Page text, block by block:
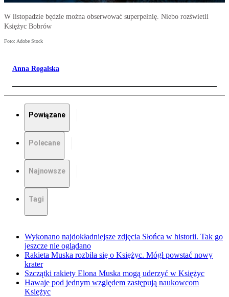
W listopadzie będzie można obserwować superpełnię. Niebo rozświetli
Księżyc Bobrów
Foto: Adobe Stock
Anna Rogalska
Powiązane
Polecane
Najnowsze
Tagi
Wykonano najdokładniejsze zdjęcia Słońca w historii. Tak go
jeszcze nie oglądano
Rakieta Muska rozbiła się o Księżyc. Mógł powstać nowy
krater
Szczątki rakiety Elona Muska mogą uderzyć w Księżyc
Hawaje pod jednym względem zastępują naukowcom
Księżyc